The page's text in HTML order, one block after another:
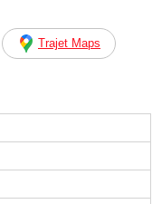
Trajet Maps